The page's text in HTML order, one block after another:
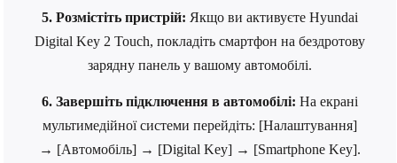
5. Розмістіть пристрій: Якщо ви активуєте Hyundai
Digital Key 2 Touch, покладіть смартфон на бездротову
зарядну панель у вашому автомобілі.
6. Завершіть підключення в автомобілі: На екрані
мультимедійної системи перейдіть: [Налаштування]
→ [Автомобіль] → [Digital Key] → [Smartphone Key].